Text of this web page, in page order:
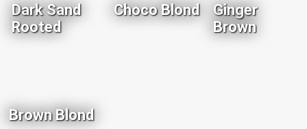
Dark Sand
Rooted
Choco Blond
Ginger
Brown
Brown Blond